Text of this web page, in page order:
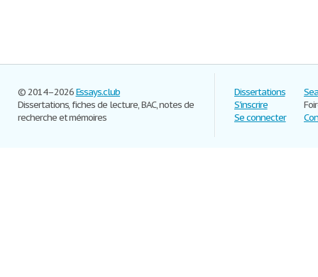
© 2014–2026Essays.club
Dissertations, fiches de lecture, BAC, notes de
recherche et mémoires
Dissertations
S'inscrire
Se connecter